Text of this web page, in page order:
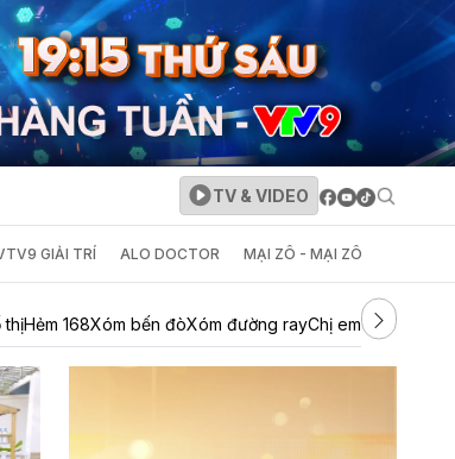
TV & VIDEO
GIẢI TRÍ ALO DOCTOR MẠI ZÔ - MẠI ZÔ
thịHẻm 168Xóm bến đòXóm đường rayChị em khác mẹ